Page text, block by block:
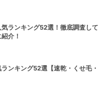
ランキング52選！徹底調査して
介！
ンキング52選【速乾・くせ毛・